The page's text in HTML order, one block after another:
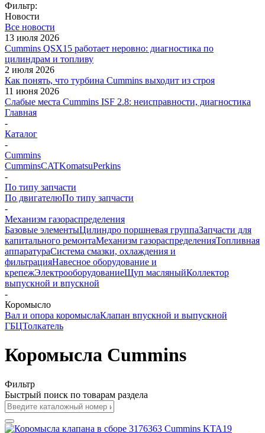
Фильтр:
Новости
Все новости
13 июля 2026
Cummins QSX15 работает неровно: диагностика по
цилиндрам и топливу
2 июля 2026
Как понять, что турбина Cummins выходит из строя
11 июня 2026
Слабые места Cummins ISF 2.8: неисправности, диагностика
Главная
-
Каталог
-
Cummins
CumminsCATKomatsuPerkins
-
По типу запчасти
По двигателюПо типу запчасти
-
Механизм газораспределения
Базовые элементыЦилиндро поршневая группаЗапчасти для
капитального ремонтаМеханизм газораспределенияТопливная
аппаратураСистема смазки, охлаждения и
фильтрацияНавесное оборудование и
крепежЭлектрооборудованиеЩуп масляныйКоллектор
выпускной и впускной
-
Коромысло
Вал и опора коромыслаКлапан впускной и выпускной
ГБЦТолкатель
Коромысла Cummins
Фильтр
Быстрый поиск по товарам раздела